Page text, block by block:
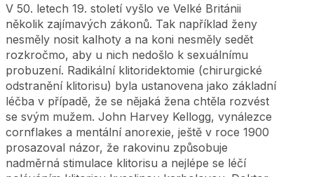
V 50. letech 19. století vyšlo ve Velké Británii
několik zajímavých zákonů. Tak například ženy
nesměly nosit kalhoty a na koni nesměly sedět
rozkročmo, aby u nich nedošlo k sexuálnímu
probuzení. Radikální klitoridektomie (chirurgické
odstranění klitorisu) byla ustanovena jako základní
léčba v případě, že se nějaká žena chtěla rozvést
se svým mužem. John Harvey Kellogg, vynálezce
cornflakes a mentální anorexie, ještě v roce 1900
prosazoval názor, že rakovinu způsobuje
nadměrná stimulace klitorisu a nejlépe se léčí